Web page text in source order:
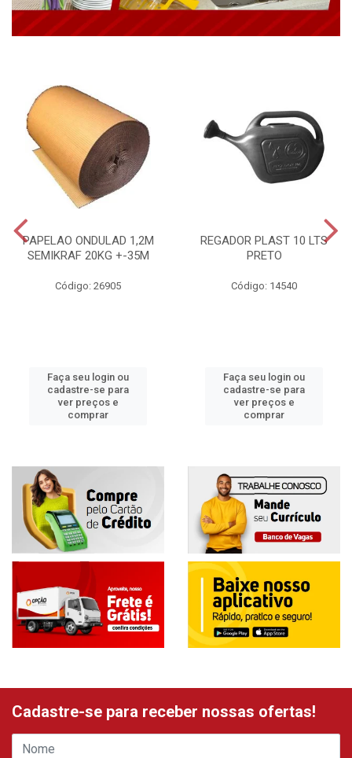
PAPELAO ONDULAD 1,2M
SEMIKRAF 20KG +-35M
Código: 26905
Faça seu login ou
cadastre-se para
ver preços e
comprar
REGADOR PLAST 10 LTS
PRETO
Código: 14540
Faça seu login ou
cadastre-se para
ver preços e
comprar
Cadastre-se para receber nossas ofertas!